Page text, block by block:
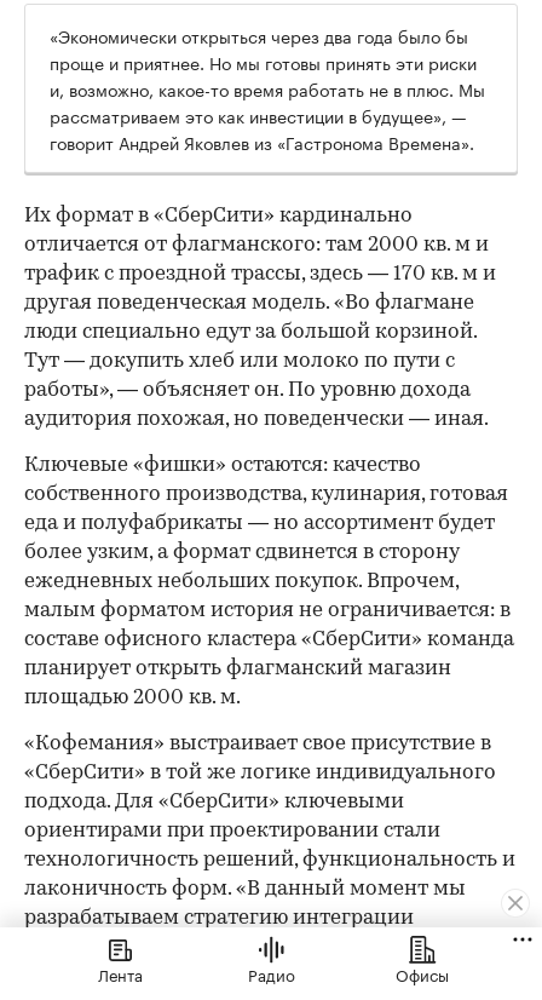
«Экономически открыться через два года было бы
проще и приятнее. Но мы готовы принять эти риски
и, возможно, какое-то время работать не в плюс. Мы
рассматриваем это как инвестиции в будущее», —
говорит Андрей Яковлев из «Гастронома Времена».
Их формат в «СберСити» кардинально
отличается от флагманского: там 2000 кв. м и
трафик с проездной трассы, здесь — 170 кв. м и
другая поведенческая модель. «Во флагмане
люди специально едут за большой корзиной.
Тут — докупить хлеб или молоко по пути с
работы», — объясняет он. По уровню дохода
аудитория похожая, но поведенчески — иная.
Ключевые «фишки» остаются: качество
собственного производства, кулинария, готовая
еда и полуфабрикаты — но ассортимент будет
более узким, а формат сдвинется в сторону
ежедневных небольших покупок. Впрочем,
малым форматом история не ограничивается: в
составе офисного кластера «СберСити» команда
планирует открыть флагманский магазин
площадью 2000 кв. м.
«Кофемания» выстраивает свое присутствие в
«СберСити» в той же логике индивидуального
подхода. Для «СберСити» ключевыми
ориентирами при проектировании стали
технологичность решений, функциональность и
лаконичность форм. «В данный момент мы
разрабатываем стратегию интеграции
искусственного интеллекта GigaChat, так как
убеждены, что будущее ресторанов — за
Лента Радио Офисы